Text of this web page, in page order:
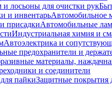
и лосьоны для очистки рук
и инвентарьАвтомобильное
присадкиАвтомобильные
Индустриальная химия и
Автоэлектрика и
предохранители и
материалы,
и соединители
пайкиЗащитные покрытия